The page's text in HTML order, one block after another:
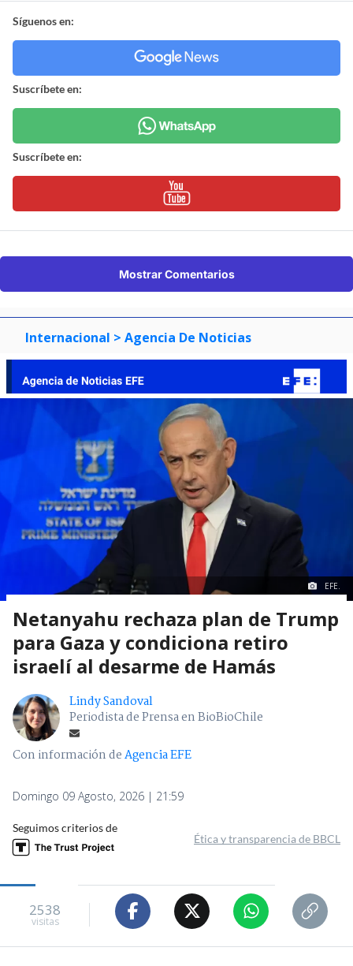
Síguenos en:
Suscríbete en:
Suscríbete en:
Mostrar Comentarios
Internacional > Agencia De Noticias
EFE.
Netanyahu rechaza plan de Trump
para Gaza y condiciona retiro
israelí al desarme de Hamás
Lindy Sandoval
Periodista de Prensa en BioBioChile
Con información deAgencia EFE
Domingo 09 Agosto, 2026 | 21:59
Seguimos criterios de
Ética y transparencia de BBCL
2538
visitas